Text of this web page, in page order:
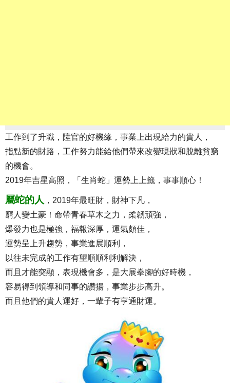
工作到了升職，陞官的好機緣，事業上出現給力的貴人，
指點新的財路，工作努力能給他們帶來改變現狀和脫離貧窮
的機會。
2019年吉星高照，「生肖蛇」運勢上上籤，事事順心！
屬蛇的人 ，2019年最旺財，財神下凡，
窮人變土豪！命帶青春草木之力，柔韌頑強，
爆發力也是極強，福報深厚，運氣頗佳，
運勢呈上升趨勢，事業進展順利，
以往未完成的工作有望順順利利解決，
而且才能突顯，表現機會多，是大展拳腳的好時機，
容易得到領導和同事的讚揚，事業步步高升。
而且他們的貴人運好，一輩子有亨通財運。